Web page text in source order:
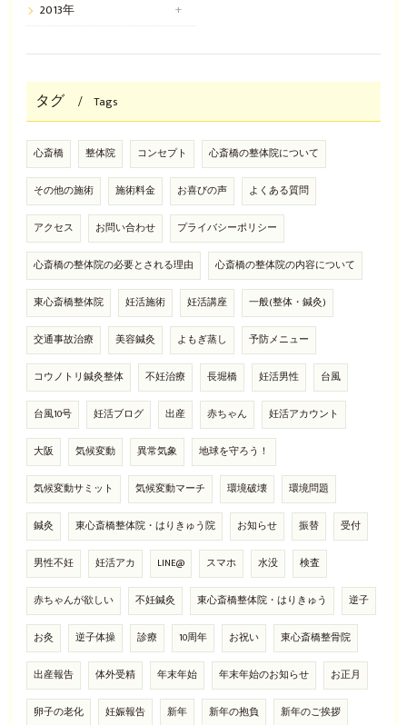
2013年
タグ Tags
心斎橋 整体院 コンセプト 心斎橋の整体院について
その他の施術 施術料金 お喜びの声 よくある質問
アクセス お問い合わせ プライバシーポリシー
心斎橋の整体院の必要とされる理由 心斎橋の整体院の内容について
東心斎橋整体院 妊活施術 妊活講座 一般(整体・鍼灸)
交通事故治療 美容鍼灸 よもぎ蒸し 予防メニュー
コウノトリ鍼灸整体 不妊治療 長堀橋 妊活男性 台風
台風10号 妊活ブログ 出産 赤ちゃん 妊活アカウント
大阪 気候変動 異常気象 地球を守ろう！
気候変動サミット 気候変動マーチ 環境破壊 環境問題
鍼灸 東心斎橋整体院・はりきゅう院 お知らせ 振替 受付
男性不妊 妊活アカ LINE@ スマホ 水没 検査
赤ちゃんが欲しい 不妊鍼灸 東心斎橋整体院・はりきゅう 逆子
お灸 逆子体操 診療 10周年 お祝い 東心斎橋整骨院
出産報告 体外受精 年末年始 年末年始のお知らせ お正月
卵子の老化 妊娠報告 新年 新年の抱負 新年のご挨拶